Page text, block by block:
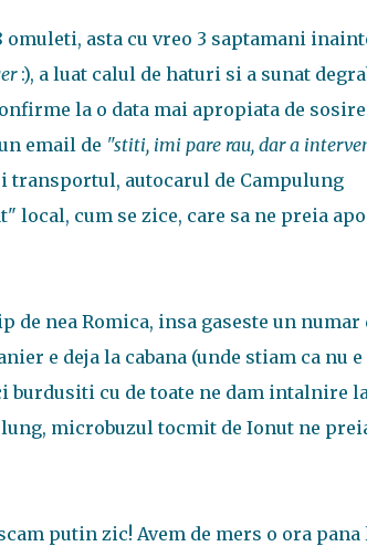
asta cu vreo 3 saptamani
:), a luat calul de haturi si a sunat
la o data mai apropiata de
email de "stiti, imi pare rau, dar a
transportul, autocarul de Campulung
local, cum se zice, care sa ne preia
nea Romica, insa gaseste un numar
e deja la cabana (unde stiam ca nu e
burdusiti cu de toate ne dam intalnire
microbuzul tocmit de Ionut ne
putin zic! Avem de mers o ora pana